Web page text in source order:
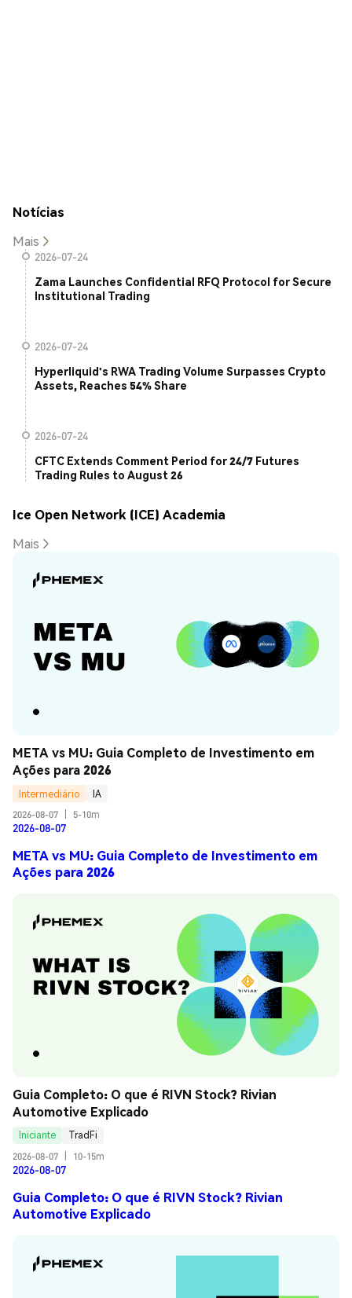
Notícias
Mais
2026-07-24
Zama Launches Confidential RFQ Protocol for Secure
Institutional Trading
2026-07-24
Hyperliquid's RWA Trading Volume Surpasses Crypto
Assets, Reaches 54% Share
2026-07-24
CFTC Extends Comment Period for 24/7 Futures
Trading Rules to August 26
Ice Open Network (ICE) Academia
Mais
META vs MU: Guia Completo de Investimento em
Ações para 2026
Intermediário
IA
2026-08-07
5-10m
2026-08-07
META vs MU: Guia Completo de Investimento em
Ações para 2026
Guia Completo: O que é RIVN Stock? Rivian
Automotive Explicado
Iniciante
TradFi
2026-08-07
10-15m
2026-08-07
Guia Completo: O que é RIVN Stock? Rivian
Automotive Explicado